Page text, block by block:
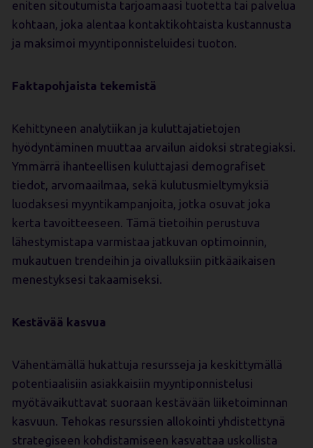
eniten sitoutumista tarjoamaasi tuotetta tai palvelua
kohtaan, joka alentaa kontaktikohtaista kustannusta
ja maksimoi myyntiponnisteluidesi tuoton.
Faktapohjaista tekemistä
Kehittyneen analytiikan ja kuluttajatietojen
hyödyntäminen muuttaa arvailun aidoksi strategiaksi.
Ymmärrä ihanteellisen kuluttajasi demografiset
tiedot, arvomaailmaa, sekä kulutusmieltymyksiä
luodaksesi myyntikampanjoita, jotka osuvat joka
kerta tavoitteeseen. Tämä tietoihin perustuva
lähestymistapa varmistaa jatkuvan optimoinnin,
mukautuen trendeihin ja oivalluksiin pitkäaikaisen
menestyksesi takaamiseksi.
Kestävää kasvua
Vähentämällä hukattuja resursseja ja keskittymällä
potentiaalisiin asiakkaisiin myyntiponnistelusi
myötävaikuttavat suoraan kestävään liiketoiminnan
kasvuun. Tehokas resurssien allokointi yhdistettynä
strategiseen kohdistamiseen kasvattaa uskollista